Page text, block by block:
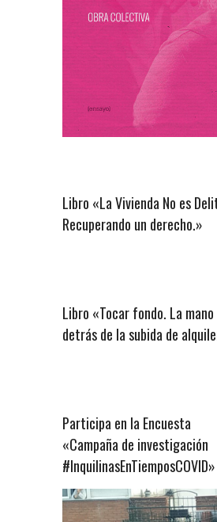
Libro «La Vivienda No es
Recuperando un derecho.»
Libro «Tocar fondo. La
detrás de la subida de
Participa en la Encuesta
«Campaña de investigación
#InquilinasEnTiemposCOVID»